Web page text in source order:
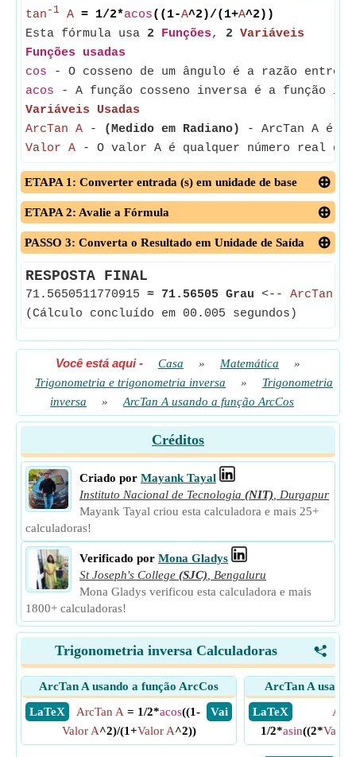
tan -1 A = 1/2*acos((1-A^2)/(1+A^2))
Esta fórmula usa 2 Funções, 2 Variáveis
Funções usadas
cos - O cosseno de um ângulo é a razão
acos - A função cosseno inversa é a função
Variáveis Usadas
ArcTan A - (Medido em Radiano)
- ArcTan A é a
Valor A - O valor A é qualquer número real
ETAPA 1: Converter entrada (s) em unidade de base
ETAPA 2: Avalie a Fórmula
PASSO 3: Converta o Resultado em Unidade de Saída
RESPOSTA FINAL
71.5650511770915 ≈ 71.56505 Grau <-- ArcTan A
(Cálculo concluído em 00.005 segundos)
Você está aqui- Casa » Matemática
»
Trigonometria e trigonometria inversa
»
Trigonometria
inversa
» ArcTan A usando a função ArcCos
Créditos
Criado por Mayank Tayal
Instituto Nacional de Tecnologia (NIT)
Durgapur
Mayank Tayal criou esta calculadora e mais 25+
calculadoras!
Verificado por Mona Gladys
St Joseph's College (SJC)
Bengaluru
Mona Gladys verificou esta calculadora e mais
1800+ calculadoras!
<
Trigonometria inversa Calculadoras
ArcTan A usando a função ArcCos
​ LaTeX
​ Vai
ArcTan A = 1/2*acos((1-
Valor A^2)/(1+Valor A^2))
ArcTan A
​ LaTeX
1/2*asin((2*Valor